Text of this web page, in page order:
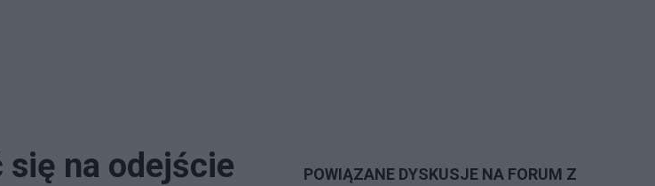
się na odejście
POWIĄZANE DYSKUSJE NA FORUM Z